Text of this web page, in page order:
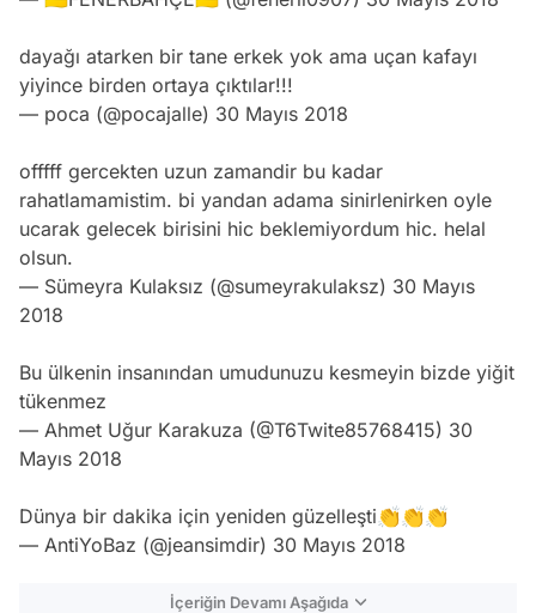
dayağı atarken bir tane erkek yok ama uçan kafayı
yiyince birden ortaya çıktılar!!!
— poca (@pocajalle) 30 Mayıs 2018
offfff gercekten uzun zamandir bu kadar
rahatlamamistim. bi yandan adama sinirlenirken oyle
ucarak gelecek birisini hic beklemiyordum hic. helal
olsun.
— Sümeyra Kulaksız (@sumeyrakulaksz) 30 Mayıs
2018
Bu ülkenin insanından umudunuzu kesmeyin bizde yiğit
tükenmez
— Ahmet Uğur Karakuza (@T6Twite85768415) 30
Mayıs 2018
Dünya bir dakika için yeniden güzelleşti👏👏👏
— AntiYoBaz (@jeansimdir) 30 Mayıs 2018
İçeriğin Devamı Aşağıda